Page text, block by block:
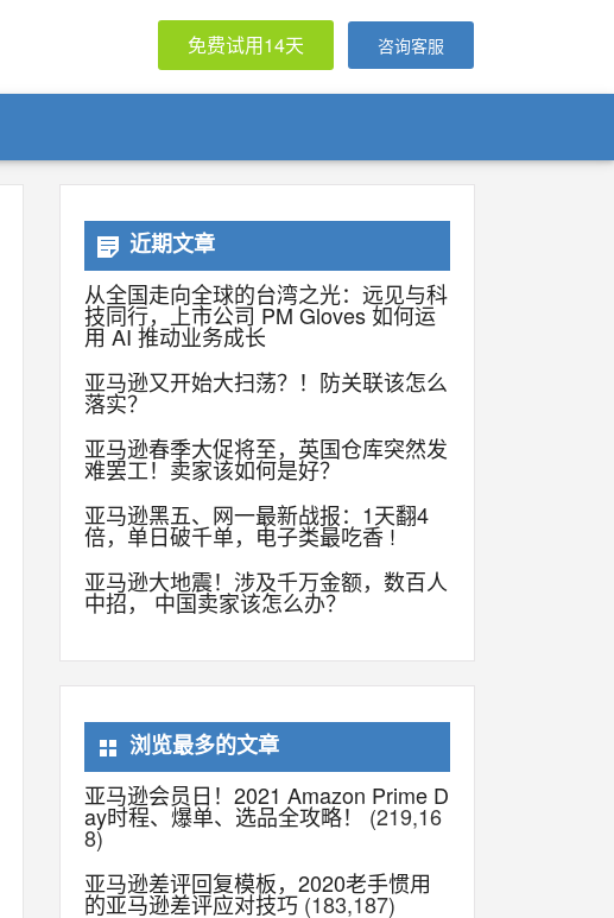
免费试用14天 咨询客服
近期文章
从全国走向全球的台湾之光：远见与科
技同行，上市公司 PM Gloves 如何运
用 AI 推动业务成长
亚马逊又开始大扫荡？！防关联该怎么
落实？
亚马逊春季大促将至，英国仓库突然发
难罢工！卖家该如何是好？
亚马逊黑五、网一最新战报：1天翻4
倍，单日破千单，电子类最吃香 !
亚马逊大地震！涉及千万金额，数百人
中招， 中国卖家该怎么办？
浏览最多的文章
亚马逊会员日！2021 Amazon Prime D
ay时程、爆单、选品全攻略！ (219,16
8)
亚马逊差评回复模板，2020老手惯用
的亚马逊差评应对技巧 (183,187)